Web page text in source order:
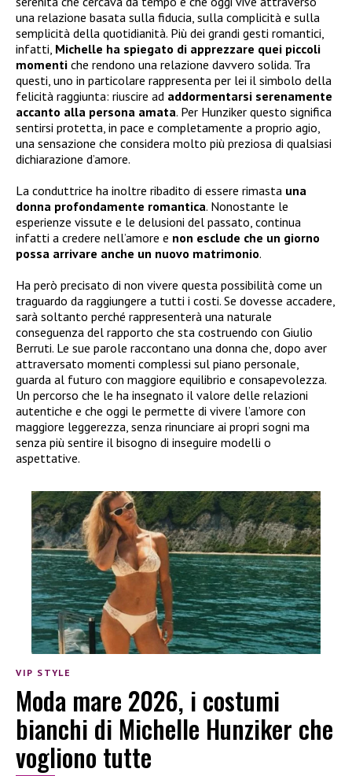
una relazione basata sulla fiducia, sulla complicità e sulla
semplicità della quotidianità. Più dei grandi gesti romantici,
infatti, Michelle ha spiegato di apprezzare quei piccoli
momenti che rendono una relazione davvero solida. Tra
questi, uno in particolare rappresenta per lei il simbolo della
felicità raggiunta: riuscire ad addormentarsi serenamente
accanto alla persona amata. Per Hunziker questo significa
sentirsi protetta, in pace e completamente a proprio agio,
una sensazione che considera molto più preziosa di qualsiasi
dichiarazione d’amore.
La conduttrice ha inoltre ribadito di essere rimasta una
donna profondamente romantica. Nonostante le
esperienze vissute e le delusioni del passato, continua
infatti a credere nell’amore e non esclude che un giorno
possa arrivare anche un nuovo matrimonio.
Ha però precisato di non vivere questa possibilità come un
traguardo da raggiungere a tutti i costi. Se dovesse accadere,
sarà soltanto perché rappresenterà una naturale
conseguenza del rapporto che sta costruendo con Giulio
Berruti. Le sue parole raccontano una donna che, dopo aver
attraversato momenti complessi sul piano personale,
guarda al futuro con maggiore equilibrio e consapevolezza.
Un percorso che le ha insegnato il valore delle relazioni
autentiche e che oggi le permette di vivere l’amore con
maggiore leggerezza, senza rinunciare ai propri sogni ma
senza più sentire il bisogno di inseguire modelli o
aspettative.
VIP STYLE
Moda mare 2026, i costumi
bianchi di Michelle Hunziker che
vogliono tutte